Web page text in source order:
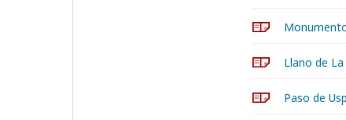
Llano de La
Paso de